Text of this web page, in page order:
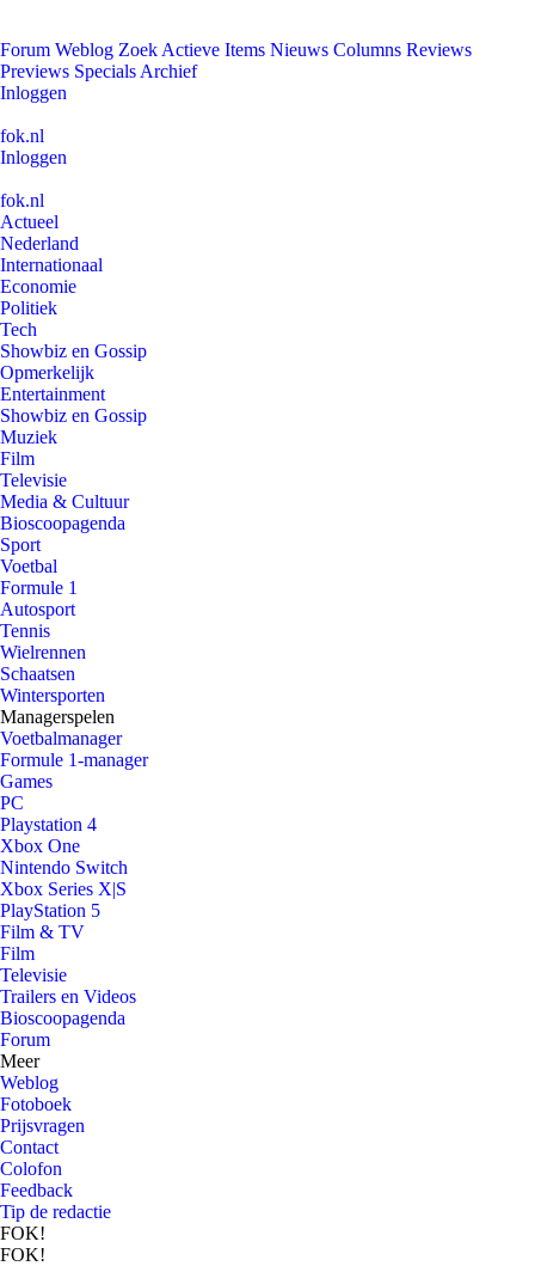
Forum Weblog Zoek Actieve Items Nieuws Columns Reviews
Previews Specials Archief
Inloggen
fok.nl
Inloggen
fok.nl
Actueel
Nederland
Internationaal
Economie
Politiek
Tech
Showbiz en Gossip
Opmerkelijk
Entertainment
Showbiz en Gossip
Muziek
Film
Televisie
Media & Cultuur
Bioscoopagenda
Sport
Voetbal
Formule 1
Autosport
Tennis
Wielrennen
Schaatsen
Wintersporten
Managerspelen
Voetbalmanager
Formule 1-manager
Games
PC
Playstation 4
Xbox One
Nintendo Switch
Xbox Series X|S
PlayStation 5
Film & TV
Film
Televisie
Trailers en Videos
Bioscoopagenda
Forum
Meer
Weblog
Fotoboek
Prijsvragen
Contact
Colofon
Feedback
Tip de redactie
FOK!
FOK!